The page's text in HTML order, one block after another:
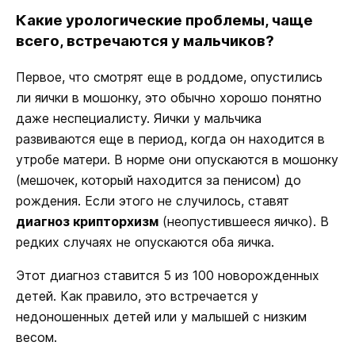
Какие урологические проблемы, чаще
всего, встречаются у мальчиков?
Первое, что смотрят еще в роддоме, опустились
ли яички в мошонку, это обычно хорошо понятно
даже неспециалисту. Яички у мальчика
развиваются еще в период, когда он находится в
утробе матери. В норме они опускаются в мошонку
(мешочек, который находится за пенисом) до
рождения. Если этого не случилось, ставят
диагноз крипторхизм (неопустившееся яичко). В
редких случаях не опускаются оба яичка.
Этот диагноз ставится 5 из 100 новорожденных
детей. Как правило, это встречается у
недоношенных детей или у малышей с низким
весом.